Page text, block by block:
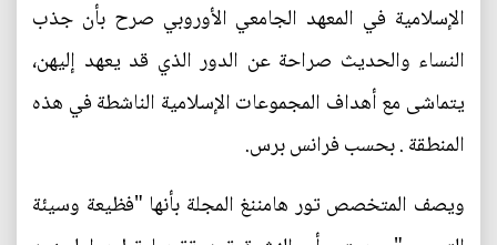
الإسلامية في المعهد الجامعي الأوروبي صرح بأن جذب
النساء والحديث صراحة عن الدور الذي قد يعهد إليهن،
يتماشى مع أهداف المجموعات الإسلامية الناشطة في هذه
المنطقة . بحسب فرانس برس.
ويصف المتخصص تور هامننغ المجلة بأنها "فظيعة وسيئة